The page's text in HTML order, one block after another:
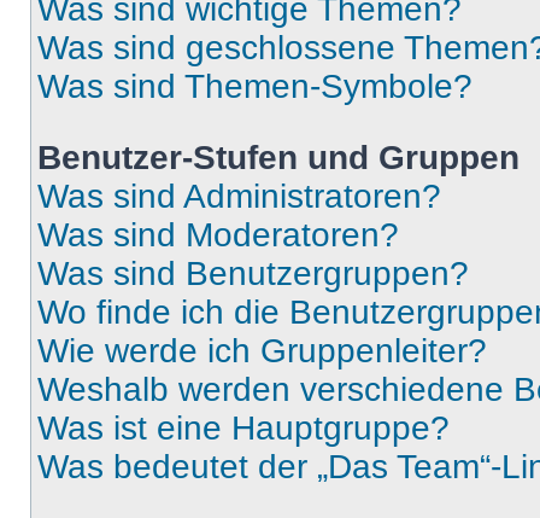
Was sind wichtige Themen?
Was sind geschlossene
Was sind Themen-Symbole?
Benutzer-Stufen und Gruppen
Was sind Administratoren?
Was sind Moderatoren?
Was sind Benutzergruppen?
Wo finde ich die
Wie werde ich Gruppenleiter?
Weshalb werden verschiedene
Was ist eine Hauptgruppe?
Was bedeutet der „Das Team“-